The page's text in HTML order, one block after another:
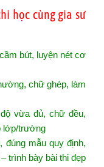
học cùng gia sư
bút, luyện nét cơ
chữ ghép, làm
vừa đủ, chữ đều,
lớp/trường
đúng mẫu quy định,
trình bày bài thi đẹp